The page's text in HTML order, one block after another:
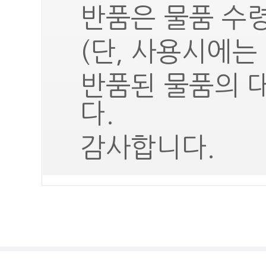
반품은 물품 수
(단, 사용시에
반품된 물품의
다.
감사합니다.